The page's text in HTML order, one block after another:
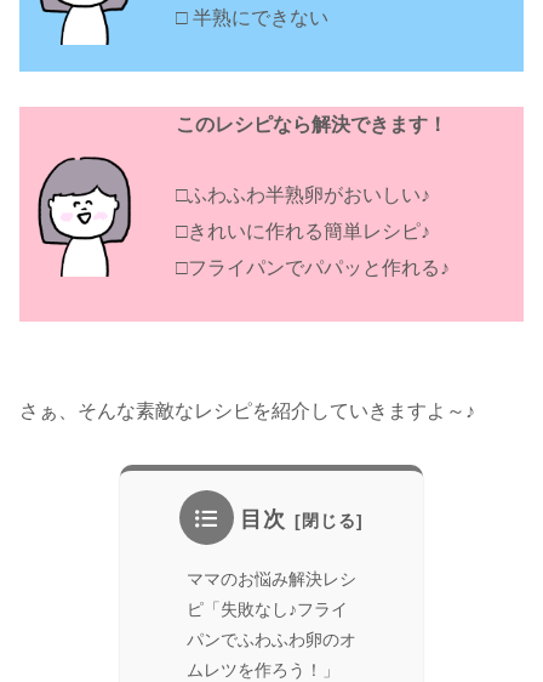
□ 半熟にできない
このレシピなら解決できます！
□ふわふわ半熟卵がおいしい♪
□きれいに作れる簡単レシピ♪
□フライパンでパパッと作れる♪
さぁ、そんな素敵なレシピを紹介していきますよ～♪
目次
ママのお悩み解決レシ
ピ「失敗なし♪フライ
パンでふわふわ卵のオ
ムレツを作ろう！」